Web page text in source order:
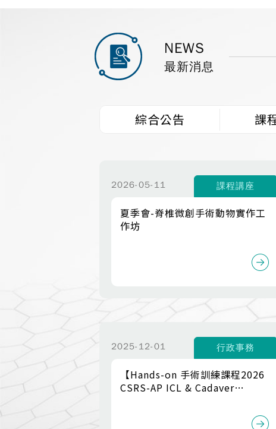
NEWS
最新消息
綜合公告 課
2026-05-11 課程講座
夏季會-脊椎微創手術動物實作工
作坊
2025-12-01 行政事務
【Hands-on 手術訓練課程2026
CSRS-AP ICL & Cadaver